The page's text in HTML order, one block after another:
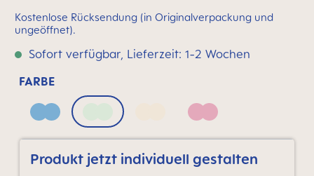
Kostenlose Rücksendung (in Originalverpackung und
ungeöffnet).
Sofort verfügbar, Lieferzeit: 1-2 Wochen
FARBE
Blue Creamy StoneNeutral bronze print
Pink
Produkt jetzt individuell gestalten